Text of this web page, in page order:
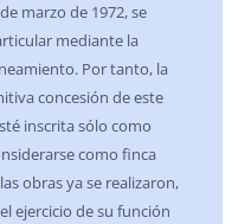
marzo de 1972, se
mediante la
Por tanto, la
concesión de este
inscrita sólo como
como finca
obras ya se realizaron,
ejercicio de su función